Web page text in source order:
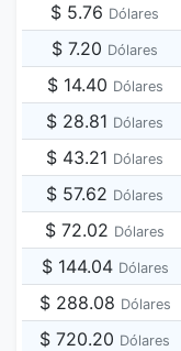
$ 5.76 Dólares
$ 7.20 Dólares
$ 14.40 Dólares
$ 28.81 Dólares
$ 43.21 Dólares
$ 57.62 Dólares
$ 72.02 Dólares
$ 144.04 Dólares
$ 288.08 Dólares
$ 720.20 Dólares